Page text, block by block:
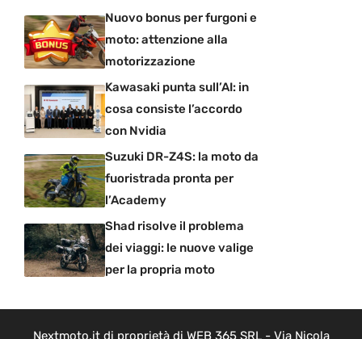
Nuovo bonus per furgoni e
moto: attenzione alla
motorizzazione
Kawasaki punta sull’AI: in
cosa consiste l’accordo
con Nvidia
Suzuki DR-Z4S: la moto da
fuoristrada pronta per
l’Academy
Shad risolve il problema
dei viaggi: le nuove valige
per la propria moto
Nextmoto.it di proprietà di WEB 365 SRL - Via Nicola